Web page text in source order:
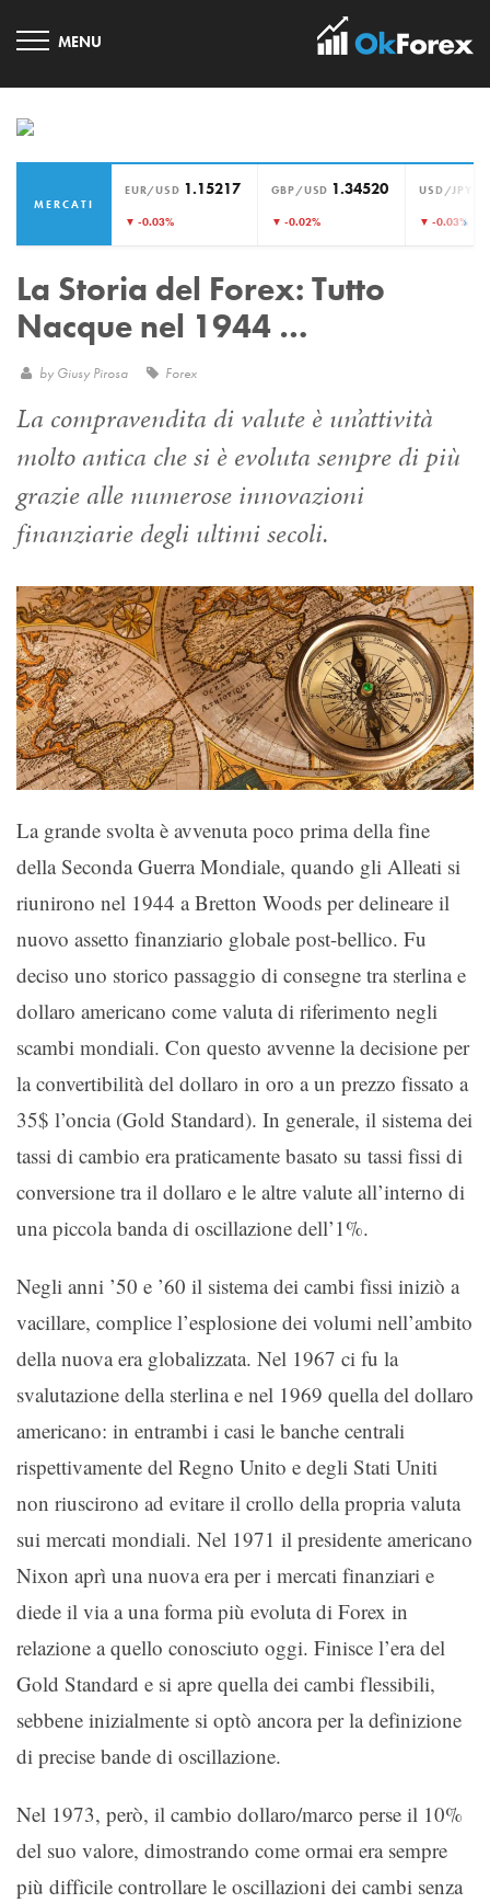
MERCATI
EUR/USD 1.15217
▼ -0.03%
GBP/USD 1.34520
▼ -0.02%
USD/JPY
▼ -0.03%›
La Storia del Forex: Tutto
Nacque nel 1944 …
by Giusy Pirosa Forex
La compravendita di valute è un’attività
molto antica che si è evoluta sempre di più
grazie alle numerose innovazioni
finanziarie degli ultimi secoli.
La grande svolta è avvenuta poco prima della fine
della Seconda Guerra Mondiale, quando gli Alleati si
riunirono nel 1944 a Bretton Woods per delineare il
nuovo assetto finanziario globale post-bellico. Fu
deciso uno storico passaggio di consegne tra sterlina e
dollaro americano come valuta di riferimento negli
scambi mondiali. Con questo avvenne la decisione per
la convertibilità del dollaro in oro a un prezzo fissato a
35$ l’oncia (Gold Standard). In generale, il sistema dei
tassi di cambio era praticamente basato su tassi fissi di
conversione tra il dollaro e le altre valute all’interno di
una piccola banda di oscillazione dell’1%.
Negli anni ’50 e ’60 il sistema dei cambi fissi iniziò a
vacillare, complice l’esplosione dei volumi nell’ambito
della nuova era globalizzata. Nel 1967 ci fu la
svalutazione della sterlina e nel 1969 quella del dollaro
americano: in entrambi i casi le banche centrali
rispettivamente del Regno Unito e degli Stati Uniti
non riuscirono ad evitare il crollo della propria valuta
sui mercati mondiali. Nel 1971 il presidente americano
Nixon aprì una nuova era per i mercati finanziari e
diede il via a una forma più evoluta di Forex in
relazione a quello conosciuto oggi. Finisce l’era del
Gold Standard e si apre quella dei cambi flessibili,
sebbene inizialmente si optò ancora per la definizione
di precise bande di oscillazione.
Nel 1973, però, il cambio dollaro/marco perse il 10%
del suo valore, dimostrando come ormai era sempre
più difficile controllare le oscillazioni dei cambi senza